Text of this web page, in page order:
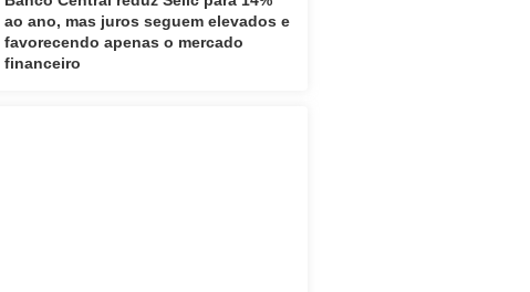
ao ano, mas juros seguem elevados e
favorecendo apenas o mercado
financeiro